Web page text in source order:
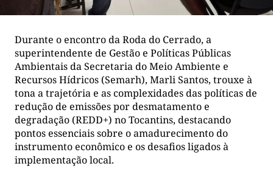
Durante o encontro da Roda do Cerrado, a
superintendente de Gestão e Políticas Públicas
Ambientais da Secretaria do Meio Ambiente e
Recursos Hídricos (Semarh), Marli Santos, trouxe à
tona a trajetória e as complexidades das políticas de
redução de emissões por desmatamento e
degradação (REDD+) no Tocantins, destacando
pontos essenciais sobre o amadurecimento do
instrumento econômico e os desafios ligados à
implementação local.